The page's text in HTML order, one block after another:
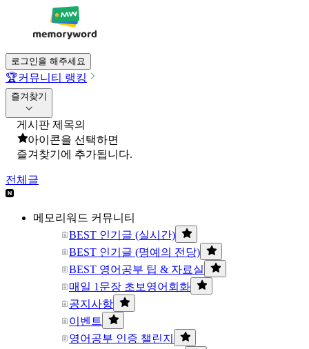
로그인을 해주세요
🏆커뮤니티 랭킹
즐겨찾기
게시판 제목의
아이콘을 선택하면
즐겨찾기에 추가됩니다.
전체글
메모리워드 커뮤니티
BEST 인기글 (실시간)
BEST 인기글 (명예의 전당)
BEST 영어공부 팁 & 자료실
매일 1문장 초보영어회화
공지사항
이벤트
영어공부 인증 챌린지